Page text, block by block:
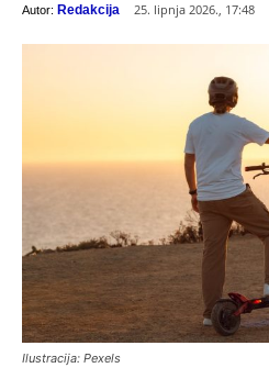
Autor: Redakcija 25. lipnja 2026., 17:48
Ilustracija: Pexels